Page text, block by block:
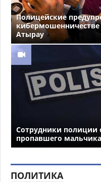
Полицейские
Атырау
Сотрудники полиции
пропавшего
ПОЛИТИКА